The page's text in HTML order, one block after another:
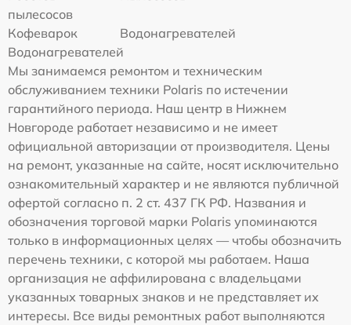
пылесосов
Кофеварок
Водонагревателей
Водонагревателей
Мы занимаемся ремонтом и техническим
обслуживанием техники Polaris по истечении
гарантийного периода. Наш центр в Нижнем
Новгороде работает независимо и не имеет
официальной авторизации от производителя. Цены
на ремонт, указанные на сайте, носят исключительно
ознакомительный характер и не являются публичной
офертой согласно п. 2 ст. 437 ГК РФ. Названия и
обозначения торговой марки Polaris упоминаются
только в информационных целях — чтобы обозначить
перечень техники, с которой мы работаем. Наша
организация не аффилирована с владельцами
указанных товарных знаков и не представляет их
интересы. Все виды ремонтных работ выполняются